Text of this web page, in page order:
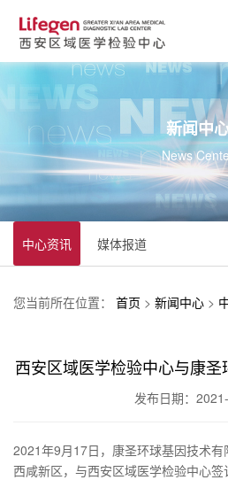
新闻中
News
中心资讯 媒体报道
您当前所在位置： 首页 > 新闻中心 >
西安区域医学检验中心与康
发布日期：
2021年9月17日，康圣环球基因技术
西咸新区，与西安区域医学检验中心